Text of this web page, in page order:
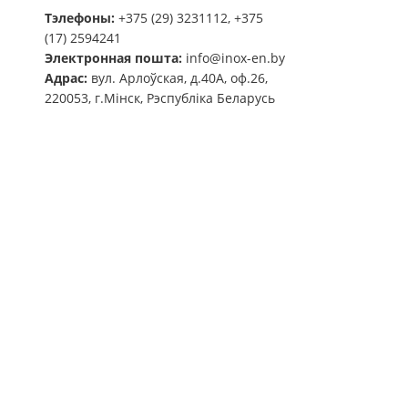
Тэлефоны: +375 (29) 3231112, +375
(17) 2594241
Электронная пошта: info@inox-en.by
Адрас: вул. Арлоўская, д.40А, оф.26,
220053, г.Мінск, Рэспубліка Беларусь